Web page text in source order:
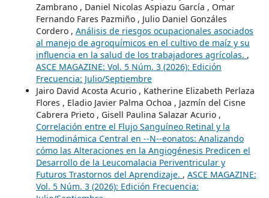
Zambrano , Daniel Nicolas Aspiazu García , Omar
Fernando Fares Pazmiño , Julio Daniel Gonzáles
Cordero , Análisis de riesgos ocupacionales asociados
al manejo de agroquímicos en el cultivo de maíz y su
influencia en la salud de los trabajadores agrícolas. ,
ASCE MAGAZINE: Vol. 5 Núm. 3 (2026): Edición
Frecuencia: Julio/Septiembre
Jairo David Acosta Acurio , Katherine Elizabeth Perlaza
Flores , Eladio Javier Palma Ochoa , Jazmín del Cisne
Cabrera Prieto , Gisell Paulina Salazar Acurio ,
Correlación entre el Flujo Sanguíneo Retinal y la
Hemodinámica Central en --N--eonatos: Analizando
cómo las Alteraciones en la Angiogénesis Predicen el
Desarrollo de la Leucomalacia Periventricular y
Futuros Trastornos del Aprendizaje. , ASCE MAGAZINE:
Vol. 5 Núm. 3 (2026): Edición Frecuencia: